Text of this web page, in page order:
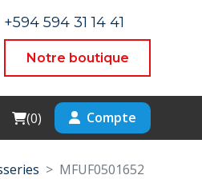
+594 594 31 14 41
Notre boutique
Cart
(0) Compte
MFUF0501652